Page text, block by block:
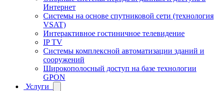
Интернет
Системы на основе спутниковой сети (технология
VSAT)
Интерактивное гостиничное телевидение
IP TV
Системы комплексной автоматизации зданий и
сооружений
Широкополосный доступ на базе технологии
GPON
Услуги